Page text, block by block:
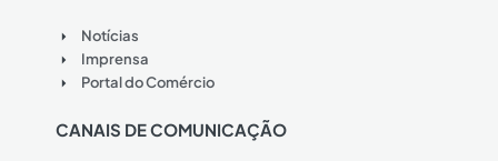
Notícias
Imprensa
Portal do Comércio
CANAIS DE COMUNICAÇÃO